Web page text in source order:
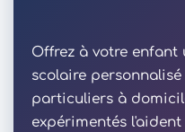
Offrez à votre enfant
scolaire
particuliers à
expérimentés